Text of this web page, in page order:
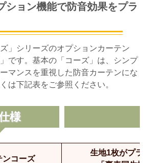
ション機能で防音効果をプラ
」シリーズのオプションカーテン
」です。基本の「コーズ」は、シンプ
マンスを重視した防音カーテンにな
は下記表をご参照ください。
様
ンコーズ
生地1枚がプラ